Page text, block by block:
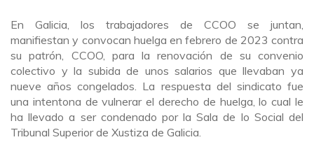
En Galicia, los trabajadores de CCOO se juntan,
manifiestan y convocan huelga en febrero de 2023 contra
su patrón, CCOO, para la renovación de su convenio
colectivo y la subida de unos salarios que llevaban ya
nueve años congelados. La respuesta del sindicato fue
una intentona de vulnerar el derecho de huelga, lo cual le
ha llevado a ser condenado por la Sala de lo Social del
Tribunal Superior de Xustiza de Galicia.